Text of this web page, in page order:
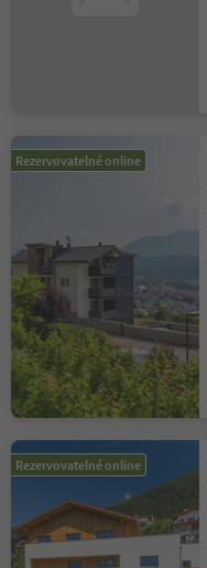
Rezervovatelné online
Rezervovatelné online